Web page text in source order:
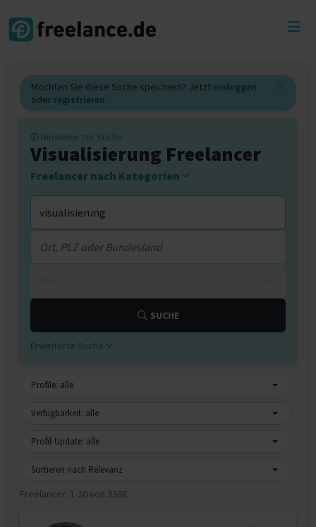
Möchten Sie diese Suche speichern? Jetzt einloggen
oder registrieren
Hinweise zur Suche
Visualisierung Freelancer
Freelancer nach Kategorien
SUCHE
Erweiterte Suche
Profile: alle
Verfügbarkeit: alle
Profil-Update: alle
Sortieren nach Relevanz
Freelancer: 1-20 von 3368